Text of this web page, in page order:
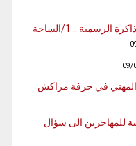
تفاصيل جامع الفنا التي لا تحفظها الذاكرة الرسمية .. 1/الساحة
09/
والمتعلم /8.. الهرم المهني في حرفة مراكش
للمهاجرين الى سؤال